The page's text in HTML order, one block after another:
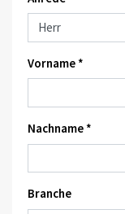
Vorname *
Nachname *
Branche